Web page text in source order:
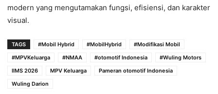
modern yang mengutamakan fungsi, efisiensi, dan karakter
visual.
TAGS #Mobil Hybrid #MobilHybrid
#Modifikasi Mobil
#MPVKeluarga
#NMAA #otomotif Indonesia
#Wuling Motors
IIMS 2026
MPV Keluarga
Pameran otomotif Indonesia
Wuling Darion